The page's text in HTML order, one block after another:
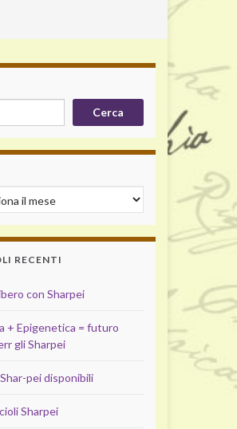
Cerca
RECENTI
con Sharpei
+ Epigenetica = futuro
gli Sharpei
pei disponibili
Sharpei